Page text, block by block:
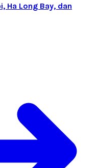
Ha Long Bay, dan